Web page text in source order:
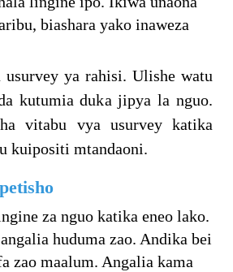
biashara yako inaweza
usurvey ya rahisi. Ulishe watu
kutumia duka jipya la nguo.
vitabu vya usurvey katika
kuipositi mtandaoni.
za nguo katika eneo lako.
huduma zao. Andika bei
zao maalum. Angalia kama